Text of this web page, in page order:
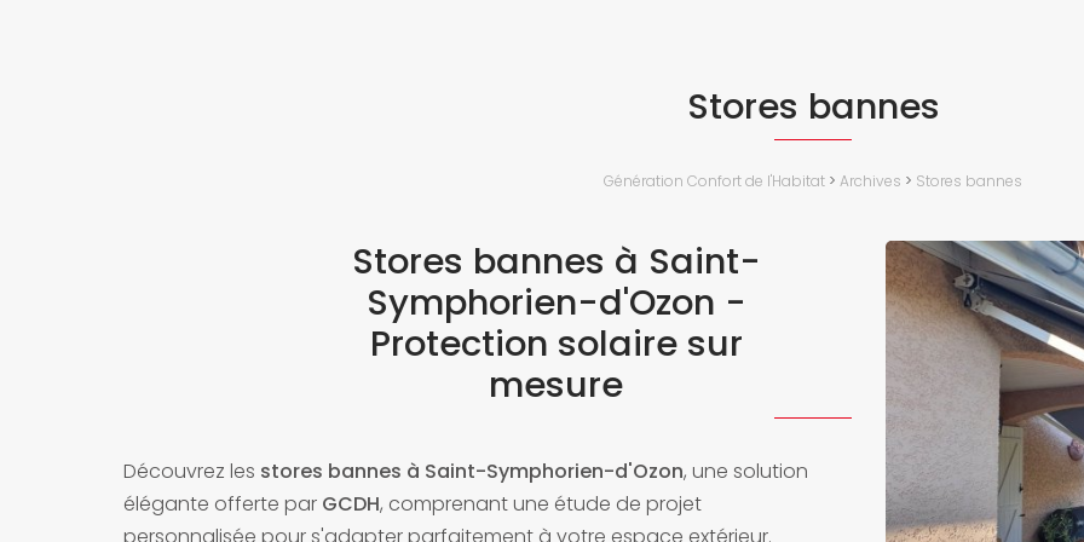
Stores bannes
Génération Confort de l'Habitat > Archives > Stores bannes
Stores bannes à Saint-
Symphorien-d'Ozon -
Protection solaire sur
mesure
Découvrez les stores bannes à Saint-Symphorien-d'Ozon, une solution
élégante offerte par GCDH, comprenant une étude de projet